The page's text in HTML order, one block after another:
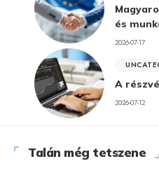
és
2026-07-17
A
2026-07-12
Talán még tetszene